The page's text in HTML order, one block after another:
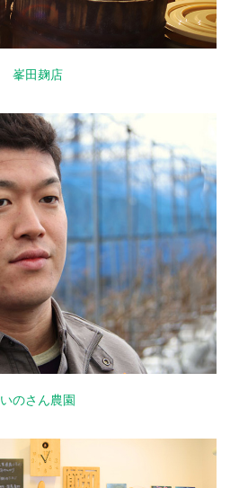
峯田麹店
いのさん農園